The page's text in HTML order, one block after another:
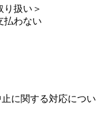
り扱い＞
払わない
に関する対応につい